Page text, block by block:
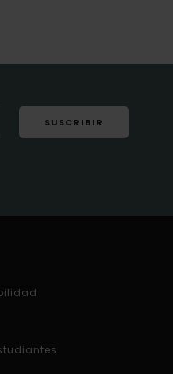
SUSCRIBIR